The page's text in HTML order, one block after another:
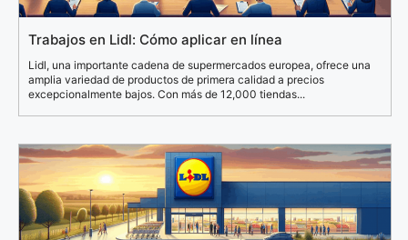
Trabajos en Lidl: Cómo aplicar en línea
Lidl, una importante cadena de supermercados europea, ofrece una
amplia variedad de productos de primera calidad a precios
excepcionalmente bajos. Con más de 12,000 tiendas...